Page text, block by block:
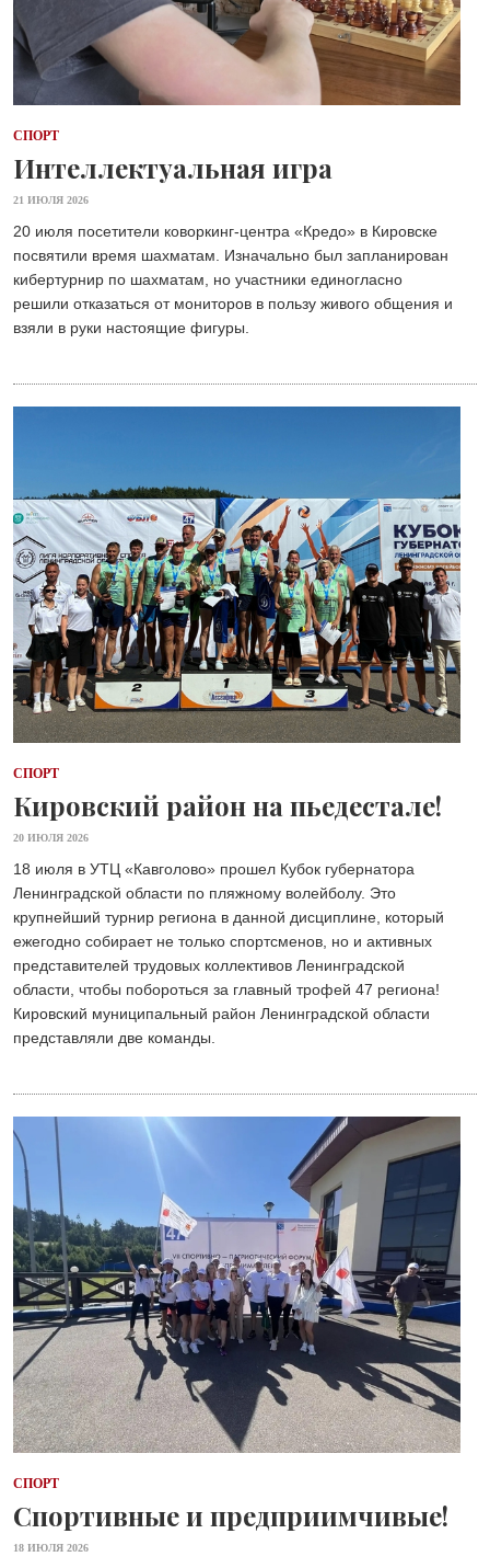
СПОРТ
Интеллектуальная игра
21 ИЮЛЯ 2026
20 июля посетители коворкинг-центра «Кредо» в Кировске
посвятили время шахматам. Изначально был запланирован
кибертурнир по шахматам, но участники единогласно
решили отказаться от мониторов в пользу живого общения и
взяли в руки настоящие фигуры.
СПОРТ
Кировский район на пьедестале!
20 ИЮЛЯ 2026
18 июля в УТЦ «Кавголово» прошел Кубок губернатора
Ленинградской области по пляжному волейболу. Это
крупнейший турнир региона в данной дисциплине, который
ежегодно собирает не только спортсменов, но и активных
представителей трудовых коллективов Ленинградской
области, чтобы побороться за главный трофей 47 региона!
Кировский муниципальный район Ленинградской области
представляли две команды.
СПОРТ
Спортивные и предприимчивые!
18 ИЮЛЯ 2026